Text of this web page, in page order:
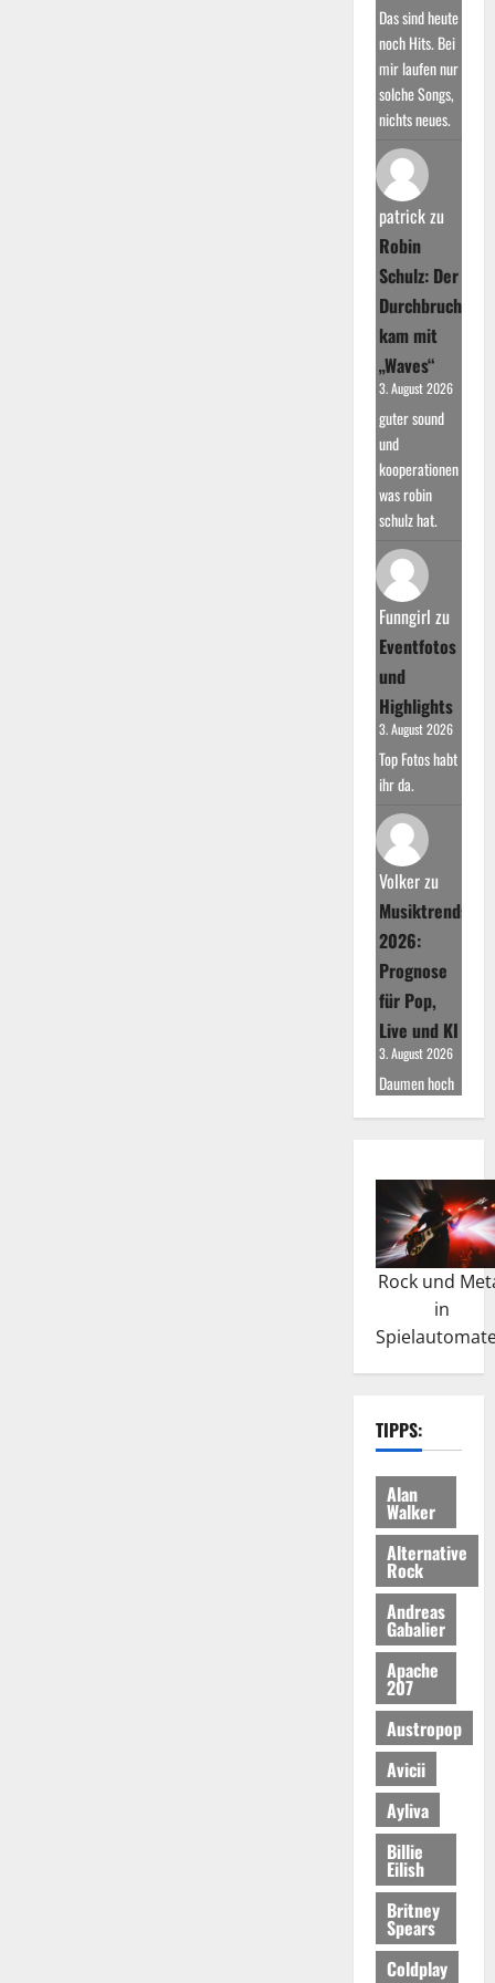
Das sind heute
noch Hits. Bei
mir laufen nur
solche Songs,
nichts neues.
patrickzu
Robin
Schulz: Der
Durchbruch
kam mit
„Waves“
3. August 2026
guter sound
und
kooperationen
was robin
schulz hat.
Funngirl zu
Eventfotos
und
Highlights
3. August 2026
Top Fotos habt
ihr da.
Volkerzu
Musiktrends
2026:
Prognose
für Pop,
Live und KI
3. August 2026
Daumen hoch
Rock und
in
TIPPS:
Alan
Walker
Alternative
Rock
Andreas
Gabalier
Apache
207
Austropop
Avicii
Ayliva
Billie
Eilish
Britney
Spears
Coldplay